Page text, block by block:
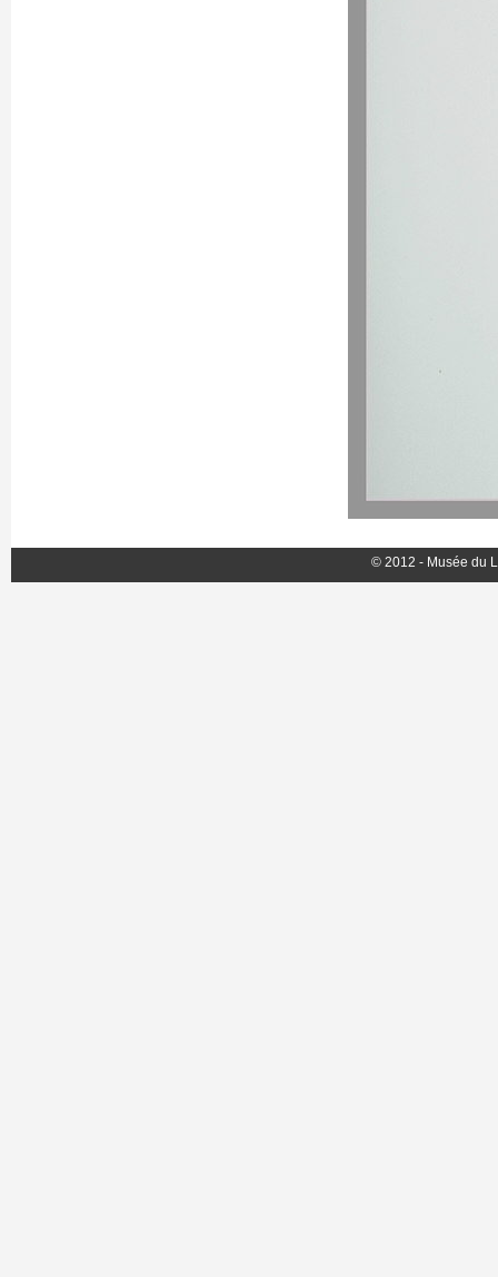
© 2012 - Musée du